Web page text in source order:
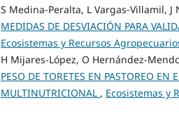
S Medina-Peralta, L Vargas-Villamil, J
MEDIDAS DE DESVIACIÓN PARA
Ecosistemas y Recursos
H Mijares-López, O Hernández-
PESO DE TORETES EN PASTOREO EN
MULTINUTRICIONAL , Ecosistemas y